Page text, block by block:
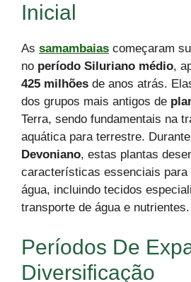
Inicial
As samambaias começaram
no período Siluriano médio,
425 milhões de anos atrás.
dos grupos mais antigos de
Terra, sendo fundamentais na
aquática para terrestre.
Devoniano, estas plantas
características essenciais
água, incluindo tecidos
transporte de água e nutrientes.
Períodos De
Diversificação